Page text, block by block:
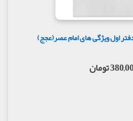
اول ویژگی های امام عصر(عجج)
تومان